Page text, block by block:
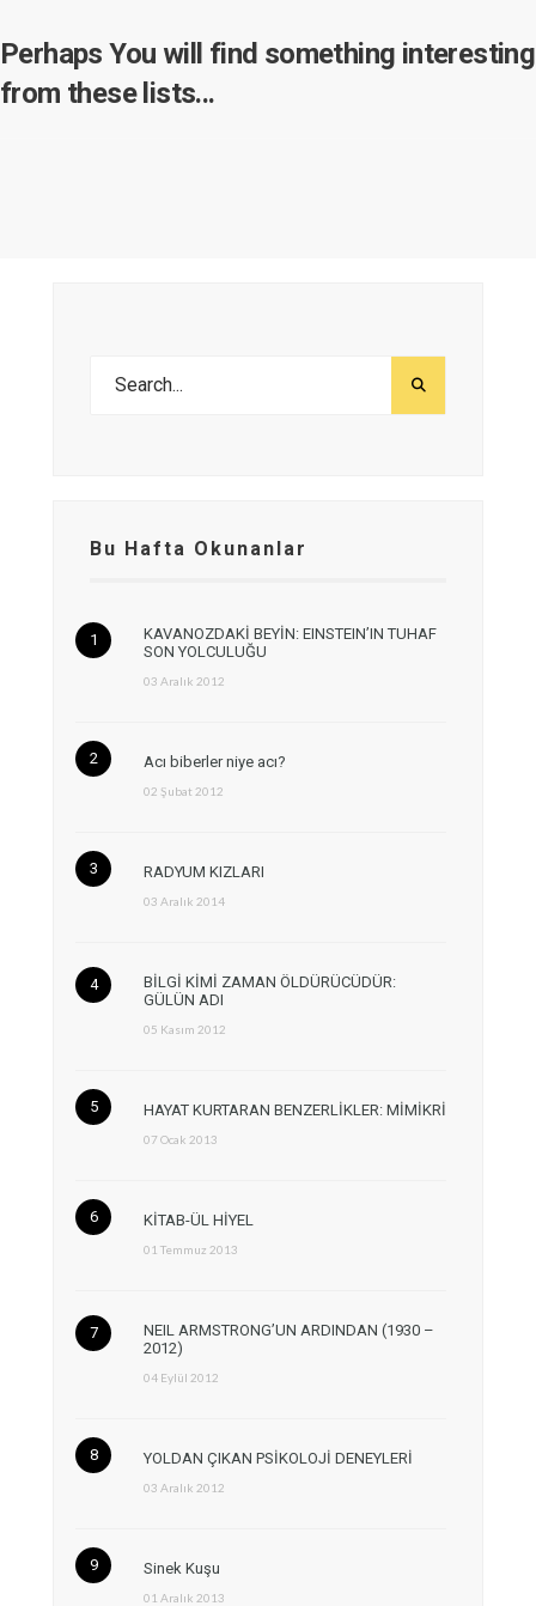
Perhaps You will find something interesting
from these lists...
Bu Hafta Okunanlar
KAVANOZDAKİ BEYİN: EINSTEIN’IN TUHAF
SON YOLCULUĞU
03 Aralık 2012
Acı biberler niye acı?
02 Şubat 2012
RADYUM KIZLARI
03 Aralık 2014
BİLGİ KİMİ ZAMAN ÖLDÜRÜCÜDÜR:
GÜLÜN ADI
05 Kasım 2012
HAYAT KURTARAN BENZERLİKLER: MİMİKRİ
07 Ocak 2013
KİTAB-ÜL HİYEL
01 Temmuz 2013
NEIL ARMSTRONG’UN ARDINDAN (1930 –
2012)
04 Eylül 2012
YOLDAN ÇIKAN PSİKOLOJİ DENEYLERİ
03 Aralık 2012
Sinek Kuşu
01 Aralık 2013